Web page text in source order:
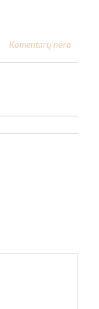
Komentarų nėra